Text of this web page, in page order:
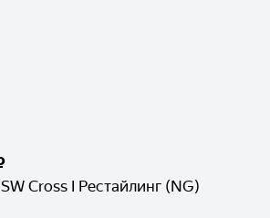
Cross I Рестайлинг (NG)